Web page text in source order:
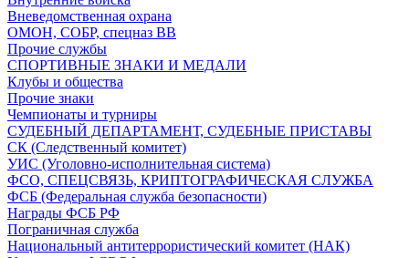
Вневедомственная охрана
ОМОН, СОБР, спецназ ВВ
Прочие службы
СПОРТИВНЫЕ ЗНАКИ И МЕДАЛИ
Клубы и общества
Прочие знаки
Чемпионаты и турниры
СУДЕБНЫЙ ДЕПАРТАМЕНТ, СУДЕБНЫЕ ПРИСТАВЫ
СК (Следственный комитет)
УИС (Уголовно-исполнительная система)
ФСО, СПЕЦСВЯЗЬ, КРИПТОГРАФИЧЕСКАЯ СЛУЖБА
ФСБ (Федеральная служба безопасности)
Награды ФСБ РФ
Пограничная служба
Национальный антитеррористический комитет (НАК)